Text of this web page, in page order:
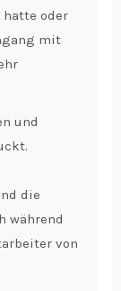
oder
mit
und
die
während
von